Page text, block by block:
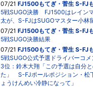
07/21 FJ1500もてぎ・菅生 S-FJ
5戦SUGO決勝 FJ1500はレイン
太が、S-FJはSUGOマスター小林
07/21 FJ1500もてぎ・菅生 S-FJ
5戦SUGO決勝結果
07/21 FJ1500もてぎ・菅生 S-FJ
5戦SUGO公式予選ドライバーコ
3位：鈴木大翔「この予選は自分
た」 S-FJポールポジション・松
ょうけんめい冷静になって」